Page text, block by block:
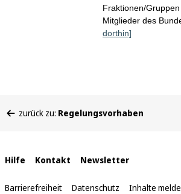
Fraktionen/Gruppen
Mitglieder des
dorthin]
befinden
zurück zu: Regelungsvorhaben
Interne
Links
Hilfe Kontakt Newsletter
Barrierefreiheit Datenschutz Inhalte